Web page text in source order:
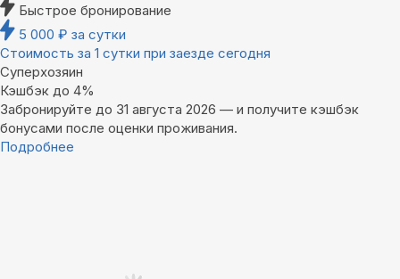
Быстрое бронирование
5 000 ₽ за сутки
Стоимость за 1 сутки при заезде сегодня
Суперхозяин
Кэшбэк до 4%
Забронируйте до 31 августа 2026 — и получите кэшбэк
бонусами после оценки проживания.
Подробнее